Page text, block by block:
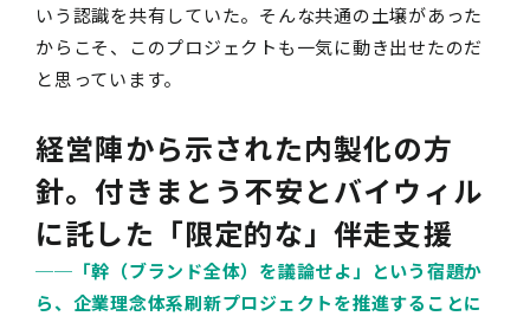
いう認識を共有していた。そんな共通の土壌があった
からこそ、このプロジェクトも一気に動き出せたのだ
と思っています。
経営陣から示された内製化の方
針。付きまとう不安とバイウィル
に託した「限定的な」伴走支援
── 「幹（ブランド全体）を議論せよ」という宿題か
ら、企業理念体系刷新プロジェクトを推進することに